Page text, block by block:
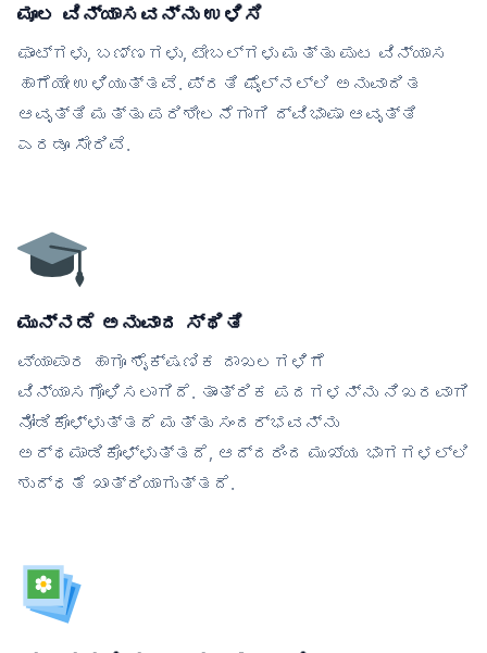
ಮೂಲ ವಿನ್ಯಾಸವನ್ನು ಉಳಿಸಿ
ಫಾಂಟ್‌ಗಳು, ಬಣ್ಣಗಳು, ಟೇಬಲ್‌ಗಳು ಮತ್ತು ಪುಟ ವಿನ್ಯಾಸ
ಹಾಗೆಯೇ ಉಳಿಯುತ್ತವೆ. ಪ್ರತಿ ಫೈಲ್‌ನಲ್ಲಿ ಅನುವಾದಿತ
ಆವೃತ್ತಿ ಮತ್ತು ಪರಿಶೀಲನೆಗಾಗಿ ದ್ವಿಭಾಷಾ ಆವೃತ್ತಿ
ಎರಡೂ ಸೇರಿವೆ.
ಮುನ್ನಡೆ ಅನುವಾದ ಸ್ಥಿತಿ
ವ್ಯಾಪಾರ ಹಾಗೂ ಶೈಕ್ಷಣಿಕ ದಾಖಲಗಳಿಗೆ
ವಿನ್ಯಾಸಗೊಳಿಸಲಾಗಿದೆ. ತಾಂತ್ರಿಕ ಪದಗಳನ್ನು ನಿಖರವಾಗಿ
ನೋಡಿಕೊಳ್ಳುತ್ತದೆ ಮತ್ತು ಸಂದರ್ಭವನ್ನು
ಅರ್ಥಮಾಡಿಕೊಳ್ಳುತ್ತದೆ, ಆದ್ದರಿಂದ ಮುಖ್ಯ ಭಾಗಗಳಲ್ಲಿ
ಶುದ್ಧತೆ ಖಾತ್ರಿಯಾಗುತ್ತದೆ.